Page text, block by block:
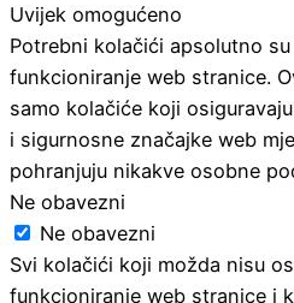
Uvijek omogućeno
Potrebni kolačići apsolutno
funkcioniranje web stranice.
samo kolačiće koji
i sigurnosne značajke web
pohranjuju nikakve osobne
Ne obavezni
Ne obavezni
Svi kolačići koji možda nisu
funkcioniranje web stranice i